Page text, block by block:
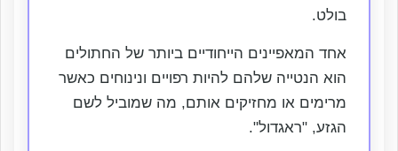
בולט.
אחד המאפיינים הייחודיים ביותר של החתולים
הוא הנטייה שלהם להיות רפויים ונינוחים כאשר
מרימים או מחזיקים אותם, מה שמוביל לשם
הגזע, "ראגדול".